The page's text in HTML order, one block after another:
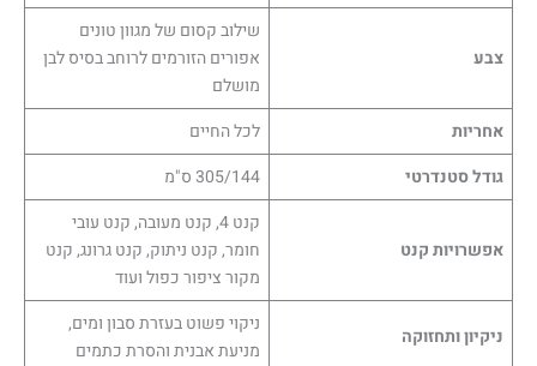
צבע
שילוב קסום של מגוון טונים
אפורים הזורמים לרוחב בסיס לבן
מושלם
אחריות
לכל החיים
גודל סטנדרטי
305/144 ס"מ
אפשרויות קנט
קנט 4, קנט מעובה, קנט עובי
חומר, קנט ניתוק, קנט גרונג, קנט
מקור ציפור כפול ועוד
ניקיון ותחזוקה
ניקוי פשוט בעזרת סבון ומים,
מניעת אבנית והסרת כתמים